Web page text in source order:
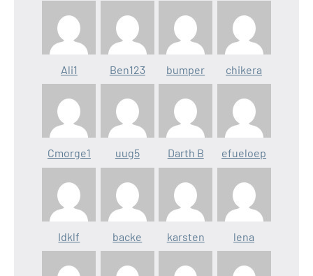
Ali1 Ben123 bumper chikera
Cmorge1 uug5 Darth B efueloep
Idklf backe karsten lena